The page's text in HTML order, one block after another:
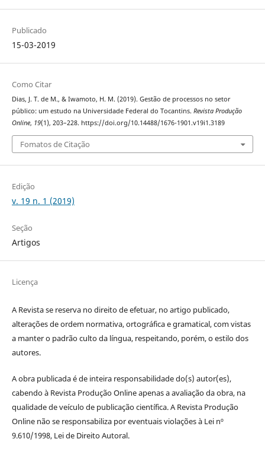
Publicado
15-03-2019
Como Citar
Dias, J. T. de M., & Iwamoto, H. M. (2019). Gestão de processos no setor
público: um estudo na Universidade Federal do Tocantins. Revista Produção
Online, 19(1), 203–228. https://doi.org/10.14488/1676-1901.v19i1.3189
Fomatos de Citação
Edição
v. 19 n. 1 (2019)
Seção
Artigos
Licença
A Revista se reserva no direito de efetuar, no artigo publicado,
alterações de ordem normativa, ortográfica e gramatical, com vistas
a manter o padrão culto da língua, respeitando, porém, o estilo dos
autores.
A obra publicada é de inteira responsabilidade do(s) autor(es),
cabendo à Revista Produção Online apenas a avaliação da obra, na
qualidade de veículo de publicação científica. A Revista Produção
Online não se responsabiliza por eventuais violações à Lei nº
9.610/1998, Lei de Direito Autoral.